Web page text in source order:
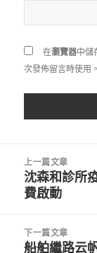
在瀏覽器中儲
次發佈留言時使用。
上一篇文章
上
一
文
章:
沈森和診所
費啟動
下一篇文章
下
船舶繼路云